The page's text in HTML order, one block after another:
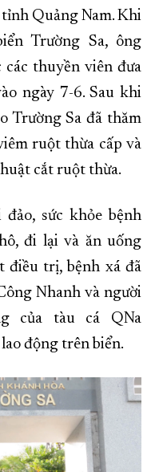
Quảng Nam. Khi
Trường Sa, ông
các thuyền viên đưa
ngày 7-6. Sau khi
Trường Sa đã thăm
ruột thừa cấp và
cắt ruột thừa.
sức khỏe bệnh
đi lại và ăn uống
điều trị, bệnh xá đã
Nhanh và người
của tàu cá QNa
động trên biển.